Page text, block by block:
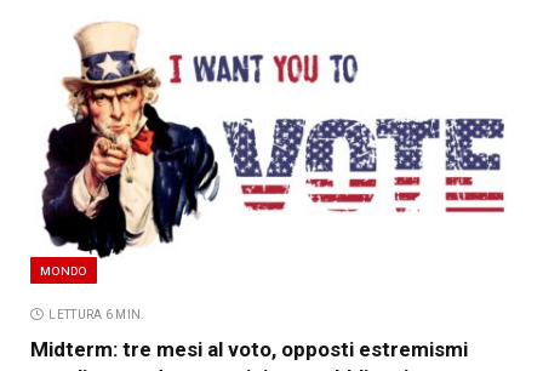
MONDO
LETTURA 6 MIN.
Midterm: tre mesi al voto, opposti estremismi